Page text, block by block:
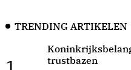
TRENDING ARTIKELEN
trustbazen